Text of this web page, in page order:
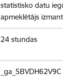
statistisko datu
apmeklētājs
24 stundas
_ga_5BVDH62V9C